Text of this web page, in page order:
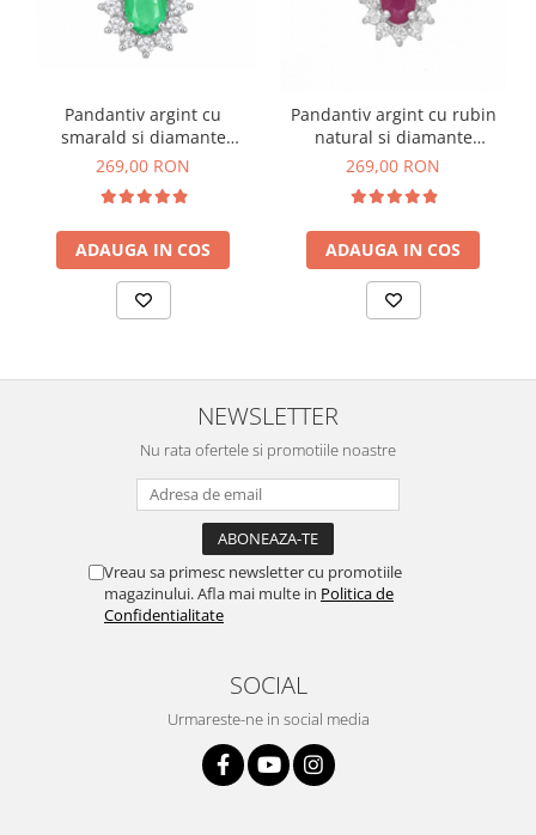
Pandantiv argint cu
smarald si diamante
simulate
269,00 RON
ADAUGA IN COS
Pandantiv argint cu rubin
natural si diamante
simulate
269,00 RON
ADAUGA IN COS
NEWSLETTER
Nu rata ofertele si promotiile noastre
Vreau sa primesc newsletter cu promotiile
magazinului. Afla mai multe in Politica de
Confidentialitate
SOCIAL
Urmareste-ne in social media